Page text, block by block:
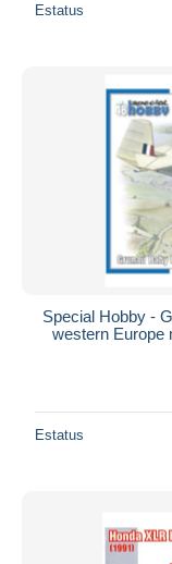
Estatus
Special Hobby -
western Europe
Estatus